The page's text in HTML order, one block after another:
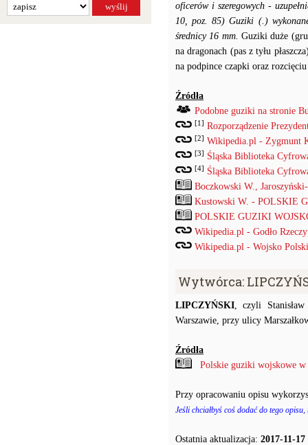
oficerów i szeregowych -
10, poz. 85)Guziki (.)
średnicy 16 mm. Guziki duże
na dragonach (pas z tyłu
na podpince czapki oraz
Źródła
Podobne guziki na stronie
[1] Rozporządzenie
[2] Wikipedia.pl - Zygmunt
[3] Śląska Biblioteka
[4]
Śląska Biblioteka
Boczkowski W.,
Kustowski W. - POLSKIE
POLSKIE GUZIKI
Wikipedia.pl - Godło
Wikipedia.pl - Wojsko
Wytwórca:
LIPCZYŃSKI, czyli
Warszawie, przy ulicy
Źródła
Polskie guziki wojskowe
Przy opracowaniu opisu
Jeśli chciałbyś coś dodać do tego
Ostatnia aktualizacja: 2017-11-17